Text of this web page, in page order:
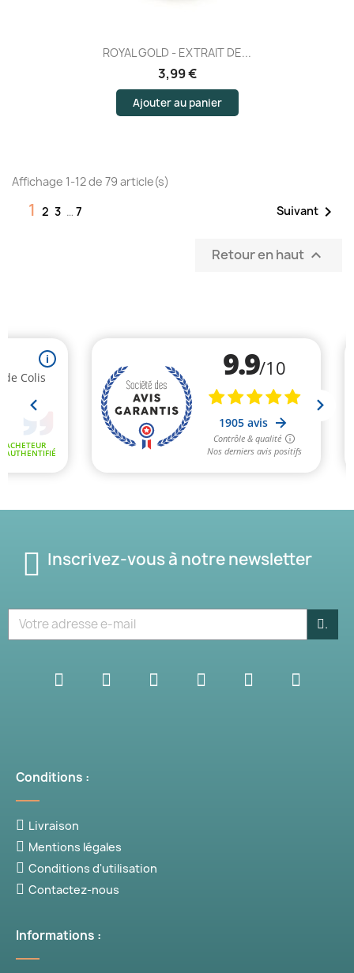
ROYAL GOLD - EXTRAIT DE...
3,99 €
Ajouter au panier
Affichage 1-12 de 79 article(s)
1 2 3 … 7 Suivant 
Retour en haut 
Inscrivez-vous à notre newsletter
.
Conditions :
Livraison
Mentions légales
Conditions d'utilisation
Contactez-nous
Informations :